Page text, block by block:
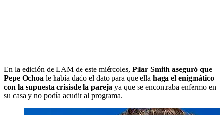
En la edición de LAM de este miércoles, Pilar Smith aseguró que
Pepe Ochoa le había dado el dato para que ella haga el enigmático
con la supuesta crisisde la pareja ya que se encontraba enfermo en
su casa y no podía acudir al programa.